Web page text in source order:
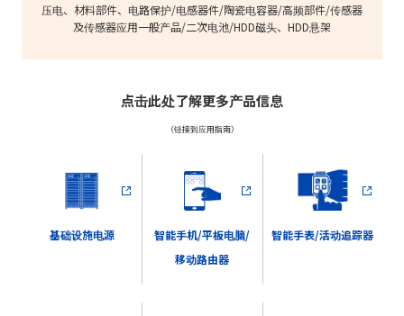
压电、材料部件、电路保护/电感器件/陶瓷电容器/高频部件/传感器
及传感器应用一般产品/二次电池/HDD磁头、HDD悬架
点击此处了解更多产品信息
（链接到应用指南）
基础设施电源
智能手机/平板电脑/
移动路由器
智能手表/活动追踪器